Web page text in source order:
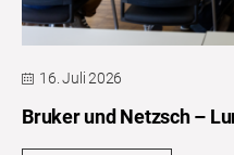
16. Juli 2026
Bruker und Netzsch –